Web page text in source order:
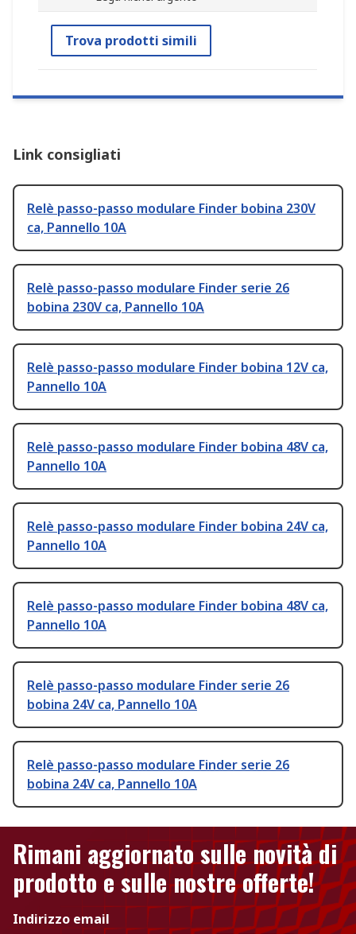
Trova prodotti simili
Link consigliati
Relè passo-passo modulare Finder bobina 230V
ca, Pannello 10A
Relè passo-passo modulare Finder serie 26
bobina 230V ca, Pannello 10A
Relè passo-passo modulare Finder bobina 12V ca,
Pannello 10A
Relè passo-passo modulare Finder bobina 48V ca,
Pannello 10A
Relè passo-passo modulare Finder bobina 24V ca,
Pannello 10A
Relè passo-passo modulare Finder bobina 48V ca,
Pannello 10A
Relè passo-passo modulare Finder serie 26
bobina 24V ca, Pannello 10A
Relè passo-passo modulare Finder serie 26
bobina 24V ca, Pannello 10A
Rimani aggiornato sulle novità di
prodotto e sulle nostre offerte!
Indirizzo email